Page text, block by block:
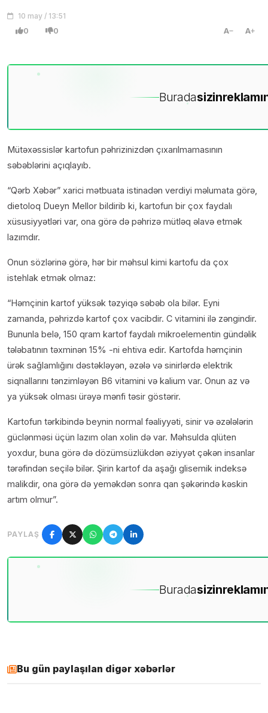
10 may / 13:51
0 0 A A
Buradasizin
Mütəxəssislər kartofun pəhrizinizdən çıxarılmamasının
səbəblərini açıqlayıb.
“Qərb Xəbər” xarici mətbuata istinadən verdiyi məlumata görə,
dietoloq Dueyn Mellor bildirib ki, kartofun bir çox faydalı
xüsusiyyətləri var, ona görə də pəhrizə mütləq əlavə etmək
lazımdır.
Onun sözlərinə görə, hər bir məhsul kimi kartofu da çox
istehlak etmək olmaz:
“Həmçinin kartof yüksək təzyiqə səbəb ola bilər. Eyni
zamanda, pəhrizdə kartof çox vacibdir. C vitamini ilə zəngindir.
Bununla belə, 150 qram kartof faydalı mikroelementin gündəlik
tələbatının təxminən 15% -ni ehtiva edir. Kartofda həmçinin
ürək sağlamlığını dəstəkləyən, əzələ və sinirlərdə elektrik
siqnallarını tənzimləyən B6 vitamini və kalium var. Onun az və
ya yüksək olması ürəyə mənfi təsir göstərir.
Kartofun tərkibində beynin normal fəaliyyəti, sinir və əzələlərin
güclənməsi üçün lazım olan xolin də var. Məhsulda qlüten
yoxdur, buna görə də dözümsüzlükdən əziyyət çəkən insanlar
tərəfindən seçilə bilər. Şirin kartof da aşağı glisemik indeksə
malikdir, ona görə də yeməkdən sonra qan şəkərində kəskin
artım olmur”.
PAYLAŞ
Buradasizin
Bu gün paylaşılan digər xəbərlər